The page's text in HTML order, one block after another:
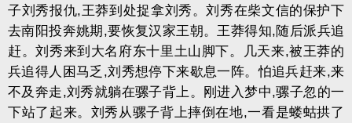
子刘秀报仇,王莽到处捉拿刘秀。刘秀在柴文信的保护下
去南阳投奔姚期,要恢复汉家王朝。王莽得知,随后派兵追
赶。刘秀来到大名府东十里土山脚下。几天来,被王莽的
兵追得人困马乏 ,刘秀想停下来歇息一阵。怕追兵赶来,来
不及奔走,刘秀就躺在骡子背上。刚进入梦中,骡子忽的一
下站了起来。刘秀从骡子背上摔倒在地,一看是蝼蛄拱了